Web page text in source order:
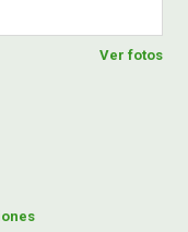
Ver fotos